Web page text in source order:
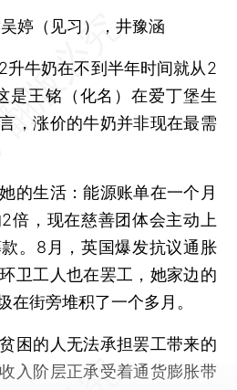
婷（见习），井豫涵
牛奶在不到半年时间就从2
是王铭（化名）在爱丁堡生
，涨价的牛奶并非现在最需
生活：能源账单在一个月
倍，现在慈善团体会主动上
。8月，英国爆发抗议通胀
卫工人也在罢工，她家边的
在街旁堆积了一个多月。
的人无法承担罢工带来的
入阶层正承受着通货膨胀带